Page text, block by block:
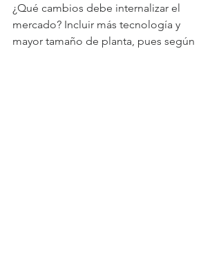
¿Qué cambios debe internalizar el
mercado? Incluir más tecnología y
mayor tamaño de planta, pues según